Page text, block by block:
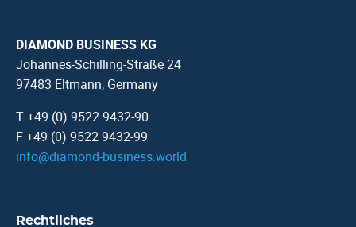
DIAMOND BUSINESS KG
Johannes-Schilling-Straße 24
97483 Eltmann, Germany
T +49 (0) 9522 9432-90
F +49 (0) 9522 9432-99
info@diamond-business.world
Rechtliches